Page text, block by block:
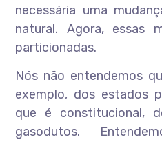
necessária uma
natural. Agora, essas
particionadas.
Nós não entendemos
exemplo, dos estados
que é constitucional,
gasodutos.